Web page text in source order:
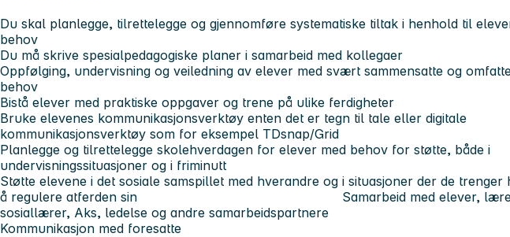
Du skal planlegge, tilrettelegge og gjennomføre systematiske tiltak i henhold til
behov
Du må skrive spesialpedagogiske planer i samarbeid med kollegaer
Oppfølging, undervisning og veiledning av elever med svært sammensatte og
behov
Bistå elever med praktiske oppgaver og trene på ulike ferdigheter
Bruke elevenes kommunikasjonsverktøy enten det er tegn til tale eller digitale
kommunikasjonsverktøy som for eksempel TDsnap/Grid
Planlegge og tilrettelegge skolehverdagen for elever med behov for støtte, både i
undervisningssituasjoner og i friminutt
Støtte elevene i det sosiale samspillet med hverandre og i situasjoner der de trenger
å regulere atferden sin Samarbeid med elever,
sosiallærer, Aks, ledelse og andre samarbeidspartnere
Kommunikasjon med foresatte